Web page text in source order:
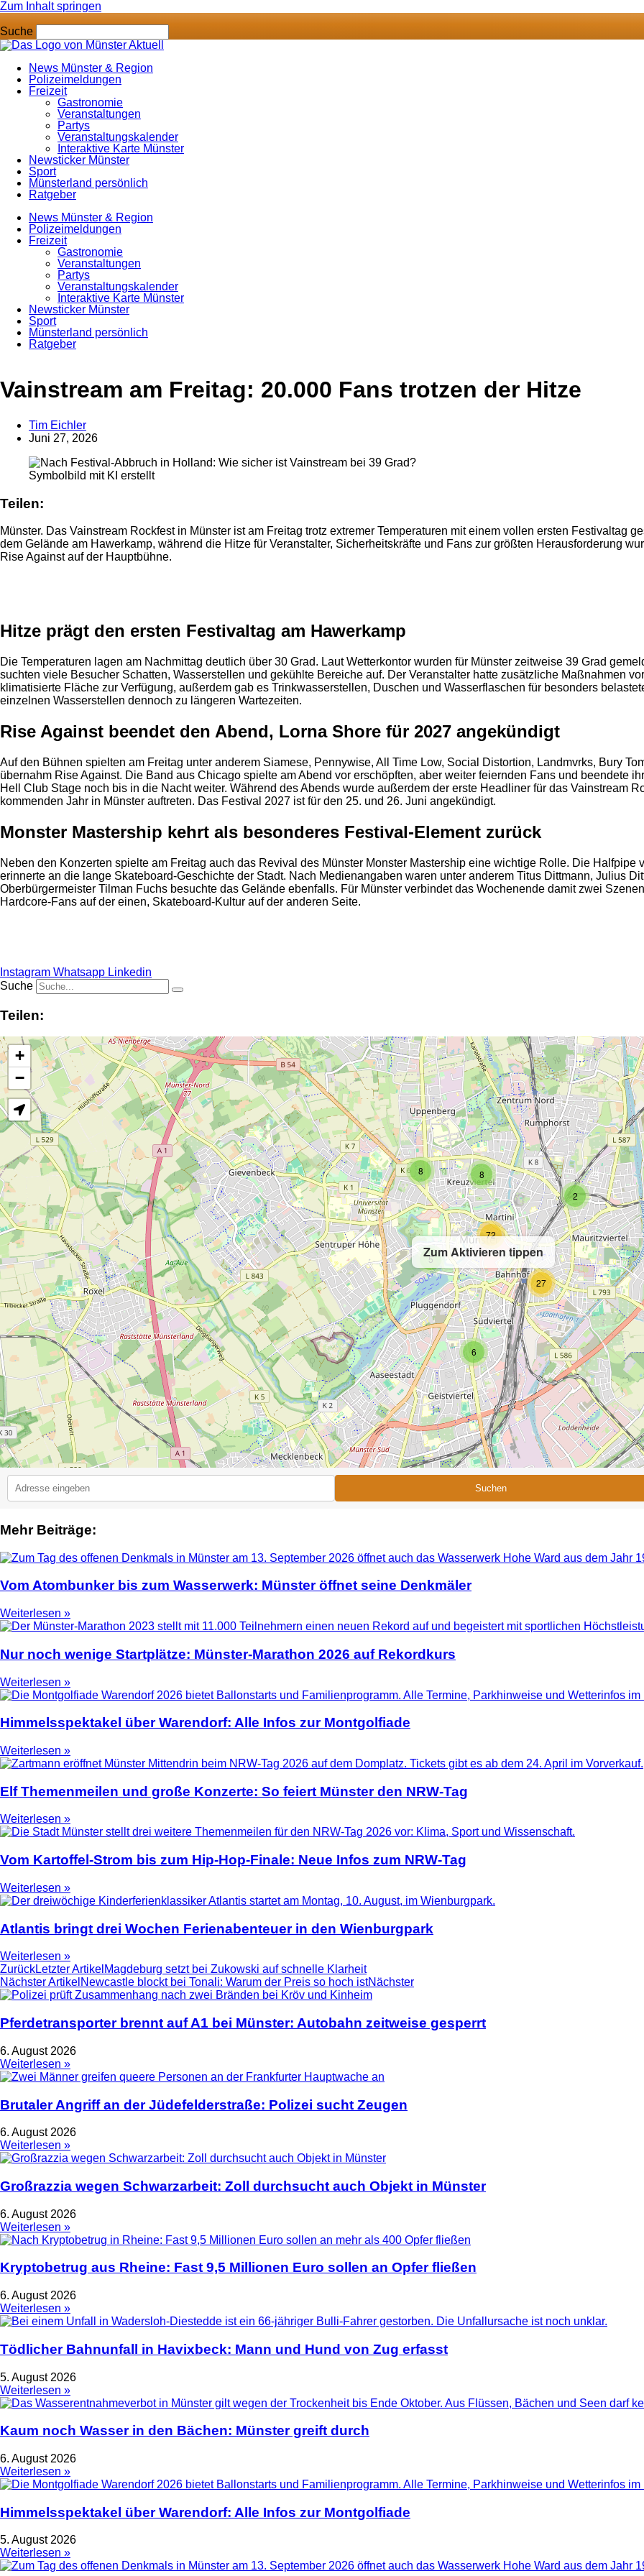
Zum Inhalt springen
Suche
News Münster & Region
Polizeimeldungen
Freizeit
Gastronomie
Veranstaltungen
Partys
Veranstaltungskalender
Interaktive Karte Münster
Newsticker Münster
Sport
Münsterland persönlich
Ratgeber
News Münster & Region
Polizeimeldungen
Freizeit
Gastronomie
Veranstaltungen
Partys
Veranstaltungskalender
Interaktive Karte Münster
Newsticker Münster
Sport
Münsterland persönlich
Ratgeber
Vainstream am Freitag: 20.000 Fans trotzen der Hitze
Tim Eichler
Juni 27, 2026
Symbolbild mit KI erstellt
Teilen:
Münster. Das Vainstream Rockfest in Münster ist am Freitag trotz extremer Temperaturen mit einem vollen ersten Festivaltag
dem Gelände am Hawerkamp, während die Hitze für Veranstalter, Sicherheitskräfte und Fans zur größten Herausforderung
Rise Against auf der Hauptbühne.
Hitze prägt den ersten Festivaltag am Hawerkamp
Die Temperaturen lagen am Nachmittag deutlich über 30 Grad. Laut Wetterkontor wurden für Münster zeitweise 39 Grad
suchten viele Besucher Schatten, Wasserstellen und gekühlte Bereiche auf. Der Veranstalter hatte zusätzliche Maßnahmen
klimatisierte Fläche zur Verfügung, außerdem gab es Trinkwasserstellen, Duschen und Wasserflaschen für besonders
einzelnen Wasserstellen dennoch zu längeren Wartezeiten.
Rise Against beendet den Abend, Lorna Shore für 2027 angekündigt
Auf den Bühnen spielten am Freitag unter anderem Siamese, Pennywise, All Time Low, Social Distortion, Landmvrks, Bury
übernahm Rise Against. Die Band aus Chicago spielte am Abend vor erschöpften, aber weiter feiernden Fans und beendete
Hell Club Stage noch bis in die Nacht weiter. Während des Abends wurde außerdem der erste Headliner für das Vainstream
kommenden Jahr in Münster auftreten. Das Festival 2027 ist für den 25. und 26. Juni angekündigt.
Monster Mastership kehrt als besonderes Festival-Element zurück
Neben den Konzerten spielte am Freitag auch das Revival des Münster Monster Mastership eine wichtige Rolle. Die
erinnerte an die lange Skateboard-Geschichte der Stadt. Nach Medienangaben waren unter anderem Titus Dittmann, Julius
Oberbürgermeister Tilman Fuchs besuchte das Gelände ebenfalls. Für Münster verbindet das Wochenende damit zwei
Hardcore-Fans auf der einen, Skateboard-Kultur auf der anderen Seite.
Instagram Whatsapp Linkedin
Suche
Teilen:
Zum Aktivieren tippen
2
8
6
8
27
5
72
+
−
Suchen
Mehr Beiträge:
Vom Atombunker bis zum Wasserwerk: Münster öffnet seine Denkmäler
Weiterlesen »
Nur noch wenige Startplätze: Münster-Marathon 2026 auf Rekordkurs
Weiterlesen »
Himmelsspektakel über Warendorf: Alle Infos zur Montgolfiade
Weiterlesen »
Elf Themenmeilen und große Konzerte: So feiert Münster den NRW-Tag
Weiterlesen »
Vom Kartoffel-Strom bis zum Hip-Hop-Finale: Neue Infos zum NRW-Tag
Weiterlesen »
Atlantis bringt drei Wochen Ferienabenteuer in den Wienburgpark
Weiterlesen »
ZurückLetzter Artikel Magdeburg setzt bei Zukowski auf schnelle Klarheit
Nächster Artikel Newcastle blockt bei Tonali: Warum der Preis so hoch istNächster
Pferdetransporter brennt auf A1 bei Münster: Autobahn zeitweise gesperrt
6. August 2026
Weiterlesen »
Brutaler Angriff an der Jüdefelderstraße: Polizei sucht Zeugen
6. August 2026
Weiterlesen »
Großrazzia wegen Schwarzarbeit: Zoll durchsucht auch Objekt in Münster
6. August 2026
Weiterlesen »
Kryptobetrug aus Rheine: Fast 9,5 Millionen Euro sollen an Opfer fließen
6. August 2026
Weiterlesen »
Tödlicher Bahnunfall in Havixbeck: Mann und Hund von Zug erfasst
5. August 2026
Weiterlesen »
Kaum noch Wasser in den Bächen: Münster greift durch
6. August 2026
Weiterlesen »
Himmelsspektakel über Warendorf: Alle Infos zur Montgolfiade
5. August 2026
Weiterlesen »